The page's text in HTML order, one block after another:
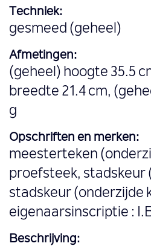
Techniek:
gesmeed (geheel)
Afmetingen:
(geheel) hoogte 35.5
breedte 21.4 cm,
g
Opschriften en merken:
meesterteken
proefsteek, stadskeur
stadskeur (onderzijde
eigenaarsinscriptie :
Beschrijving: